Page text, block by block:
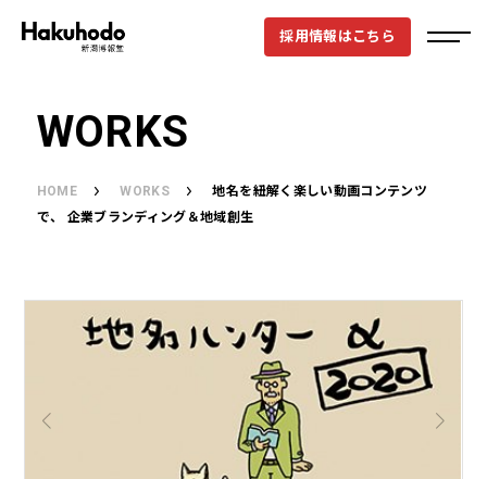
採用情報はこちら
WORKS
HOME WORKS
地名を紐解く楽しい動画コンテンツ
で、 企業ブランディング＆地域創生